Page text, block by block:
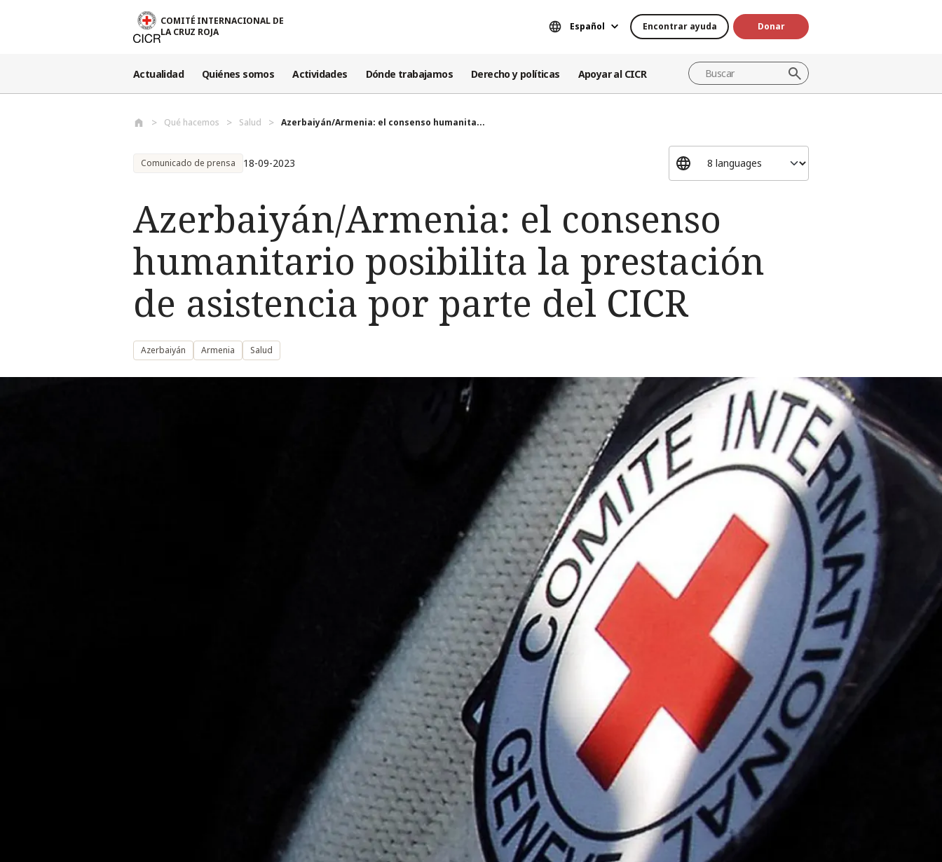
COMITÉ INTERNACIONAL DE
LA CRUZ ROJA
Español Encontrar ayuda Donar
Actualidad Quiénes somos Actividades Dónde trabajamos Derecho y políticas Apoyar al CICR
Qué hacemos Salud Azerbaiyán/Armenia: el consenso humanita...
Comunicado de prensa 18-09-2023
Azerbaiyán/Armenia: el consenso
humanitario posibilita la prestación
de asistencia por parte del CICR
Azerbaiyán Armenia Salud